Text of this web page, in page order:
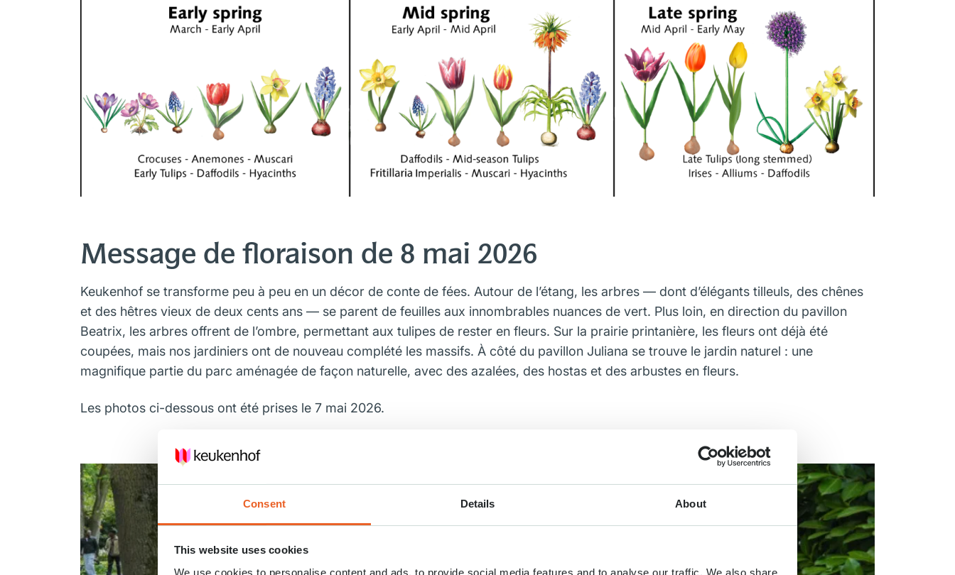
Consent Details About
This website uses cookies
We use cookies to personalise content and ads, to provide social media features and to analyse our traffic. We also share
Message de floraison de 8 mai 2026
Keukenhof se transforme peu à peu en un décor de conte de fées. Autour de l’étang, les arbres — dont d’élégants tilleuls, des chênes
et des hêtres vieux de deux cents ans — se parent de feuilles aux innombrables nuances de vert. Plus loin, en direction du pavillon
Beatrix, les arbres offrent de l’ombre, permettant aux tulipes de rester en fleurs. Sur la prairie printanière, les fleurs ont déjà été
coupées, mais nos jardiniers ont de nouveau complété les massifs. À côté du pavillon Juliana se trouve le jardin naturel : une
magnifique partie du parc aménagée de façon naturelle, avec des azalées, des hostas et des arbustes en fleurs.
Les photos ci-dessous ont été prises le 7 mai 2026.